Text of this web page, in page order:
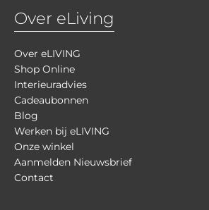
Over eLiving
Over eLIVING
Shop Online
Interieuradvies
Cadeaubonnen
Blog
Werken bij eLIVING
Onze winkel
Aanmelden Nieuwsbrief
Contact